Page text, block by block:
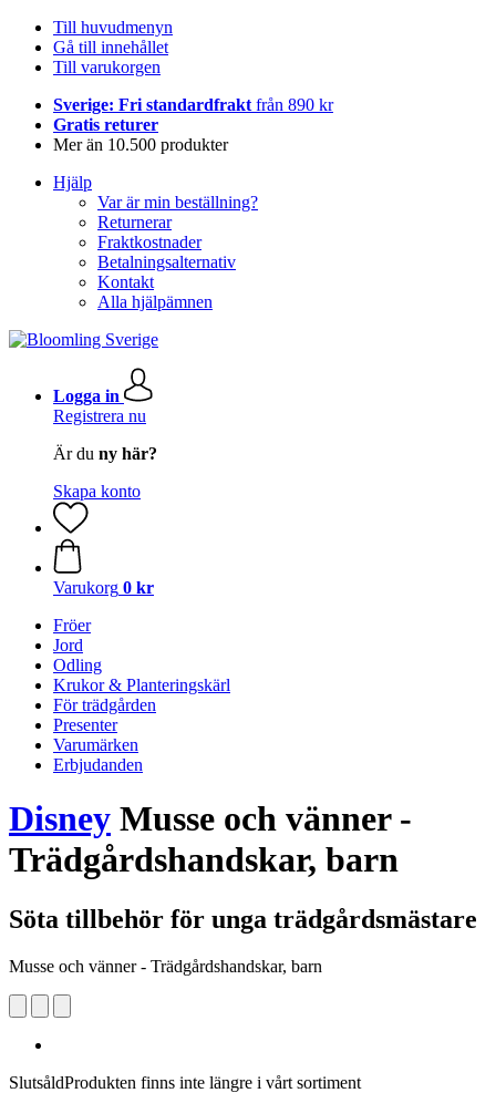
Till huvudmenyn
Gå till innehållet
Till varukorgen
Sverige: Fri standardfrakt från 890 kr
Gratis returer
Mer än 10.500 produkter
Hjälp
Var är min beställning?
Returnerar
Fraktkostnader
Betalningsalternativ
Kontakt
Alla hjälpämnen
Logga in
Registrera nu
Är du ny här?
Skapa konto
Varukorg 0 kr
Fröer
Jord
Odling
Krukor & Planteringskärl
För trädgården
Presenter
Varumärken
Erbjudanden
Disney Musse och vänner -
Trädgårdshandskar, barn
Söta tillbehör för unga trädgårdsmästare
Musse och vänner - Trädgårdshandskar, barn
SlutsåldProdukten finns inte längre i vårt sortiment